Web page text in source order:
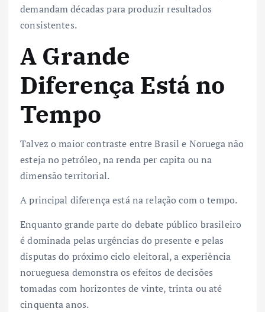
demandam décadas para produzir resultados
consistentes.
A Grande
Diferença Está no
Tempo
Talvez o maior contraste entre Brasil e Noruega não
esteja no petróleo, na renda per capita ou na
dimensão territorial.
A principal diferença está na relação com o tempo.
Enquanto grande parte do debate público brasileiro
é dominada pelas urgências do presente e pelas
disputas do próximo ciclo eleitoral, a experiência
norueguesa demonstra os efeitos de decisões
tomadas com horizontes de vinte, trinta ou até
cinquenta anos.